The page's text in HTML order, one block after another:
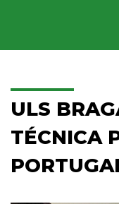
ULS
TÉCNICA